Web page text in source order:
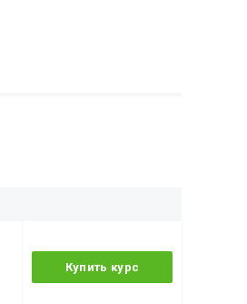
Купить курс